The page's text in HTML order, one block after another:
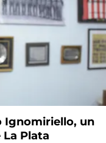
Ignomiriello, un
Plata